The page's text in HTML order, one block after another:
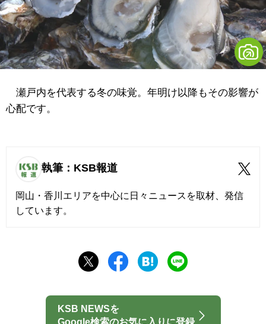
瀬戸内を代表する冬の味覚。年明け以降もその影響が
心配です。
執筆：KSB報道
岡山・香川エリアを中心に日々ニュースを取材、発信
しています。
KSB NEWSを
Google検索のお気に入りに登録